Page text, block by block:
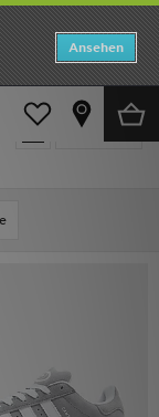
Ansehen
38.5)
verfeinern